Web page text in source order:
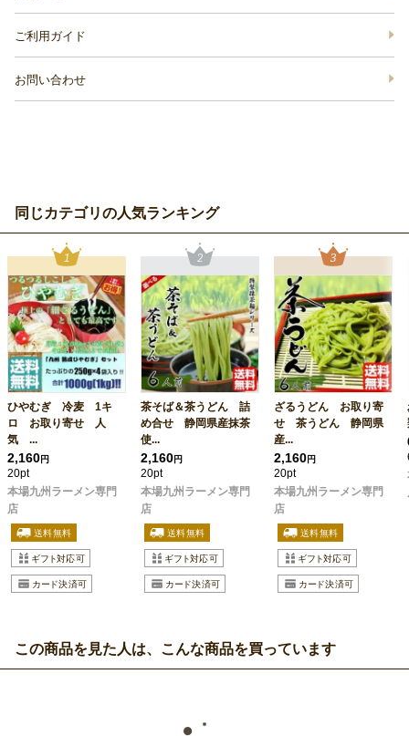
ご利用ガイド
お問い合わせ
同じカテゴリの人気ランキング
ひやむぎ 冷麦 1キ
ロ お取り寄せ 人
気 ...
2,160円
20pt
本場九州ラーメン専門
店
茶そば＆茶うどん 詰
め合せ 静岡県産抹茶
使...
2,160円
20pt
本場九州ラーメン専門
店
ざるうどん お取り寄
せ 茶うどん 静岡県
産...
2,160円
20pt
本場九州ラーメン専門
店
この商品を見た人は、こんな商品を買っています